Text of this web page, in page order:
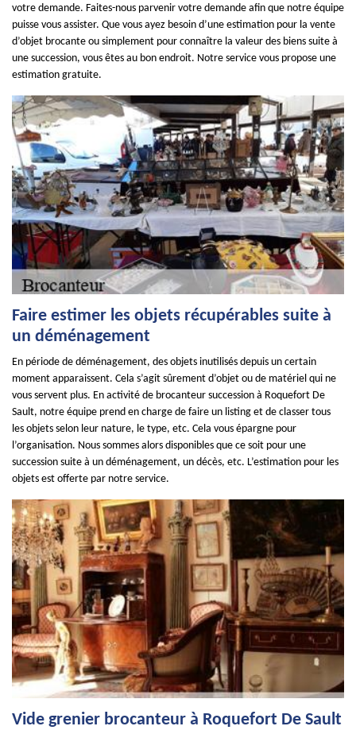
votre demande. Faites-nous parvenir votre demande afin que notre équipe
puisse vous assister. Que vous ayez besoin d’une estimation pour la vente
d’objet brocante ou simplement pour connaître la valeur des biens suite à
une succession, vous êtes au bon endroit. Notre service vous propose une
estimation gratuite.
Faire estimer les objets récupérables suite à
un déménagement
En période de déménagement, des objets inutilisés depuis un certain
moment apparaissent. Cela s’agit sûrement d’objet ou de matériel qui ne
vous servent plus. En activité de brocanteur succession à Roquefort De
Sault, notre équipe prend en charge de faire un listing et de classer tous
les objets selon leur nature, le type, etc. Cela vous épargne pour
l’organisation. Nous sommes alors disponibles que ce soit pour une
succession suite à un déménagement, un décès, etc. L’estimation pour les
objets est offerte par notre service.
Vide grenier brocanteur à Roquefort De Sault